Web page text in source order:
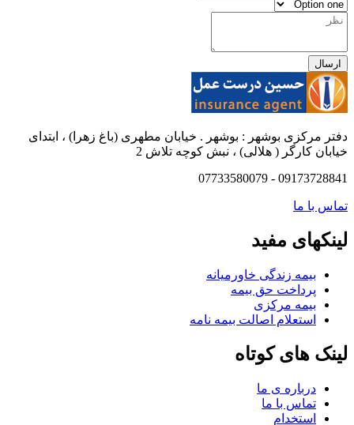
ارسال
دفتر مرکزی بوشهر : بوشهر . خیابان مطهری (باغ زهرا) ، ابتدای
خیابان کارگر ( هلالی) ، نبش کوچه تلاش 2
09173728841 - 07733580079
تماس با ما
لینکهای مفید
بیمه زندگی خاورمیانه
پرداخت حق بیمه
بیمه مرکزی
استعلام اصالت بیمه نامه
لینک های کوتاه
درباره ی ما
تماس با ما
استخدام